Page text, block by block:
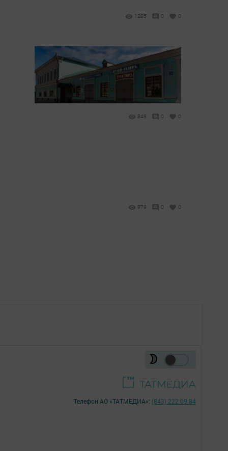
1205 0 0
849 0 0
979 0 0
Телефон АО «ТАТМЕДИА»: (843) 222 09 84